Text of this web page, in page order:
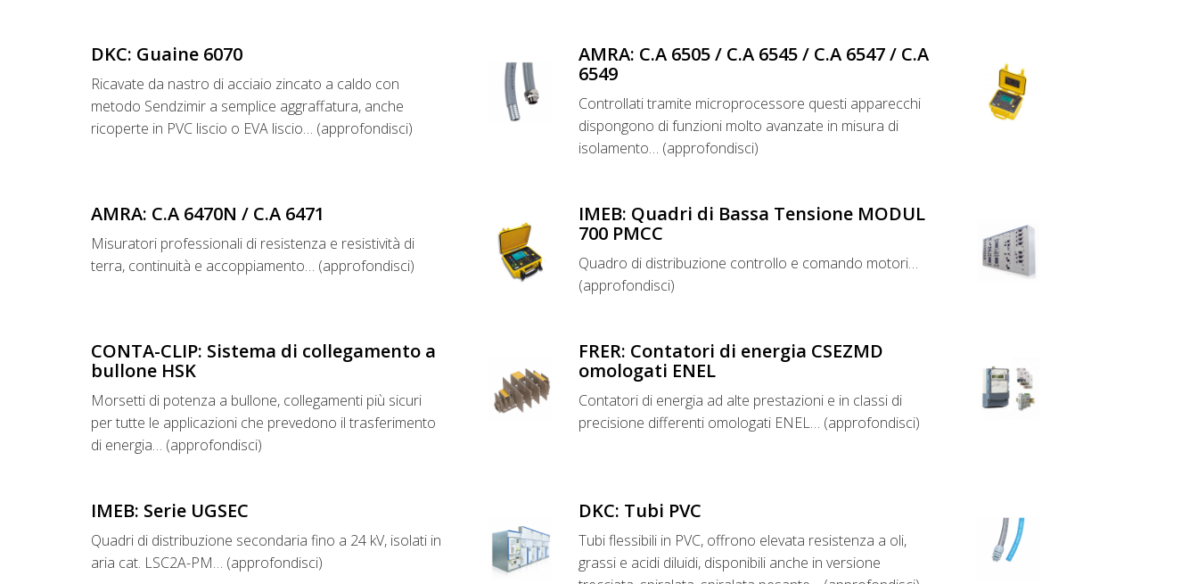
DKC: Guaine 6070
Ricavate da nastro di acciaio zincato a caldo con
metodo Sendzimir a semplice aggraffatura, anche
ricoperte in PVC liscio o EVA liscio… (approfondisci)
AMRA: C.A 6505 / C.A 6545 / C.A 6547 / C.A
6549
Controllati tramite microprocessore questi apparecchi
dispongono di funzioni molto avanzate in misura di
isolamento… (approfondisci)
AMRA: C.A 6470N / C.A 6471
Misuratori professionali di resistenza e resistività di
terra, continuità e accoppiamento… (approfondisci)
IMEB: Quadri di Bassa Tensione MODUL
700 PMCC
Quadro di distribuzione controllo e comando motori…
(approfondisci)
CONTA-CLIP: Sistema di collegamento a
bullone HSK
Morsetti di potenza a bullone, collegamenti più sicuri
per tutte le applicazioni che prevedono il trasferimento
di energia… (approfondisci)
FRER: Contatori di energia CSEZMD
omologati ENEL
Contatori di energia ad alte prestazioni e in classi di
precisione differenti omologati ENEL… (approfondisci)
IMEB: Serie UGSEC
Quadri di distribuzione secondaria fino a 24 kV, isolati in
aria cat. LSC2A-PM… (approfondisci)
DKC: Tubi PVC
Tubi flessibili in PVC, offrono elevata resistenza a oli,
grassi e acidi diluidi, disponibili anche in versione